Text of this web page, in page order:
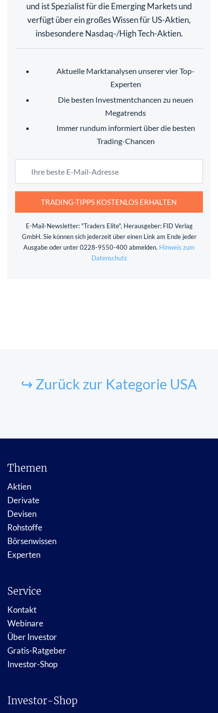
und ist Spezialist für die Emerging Markets und
verfügt über ein großes Wissen für US-Aktien,
insbesondere Nasdaq-/High Tech-Aktien.
Aktuelle Marktanalysen unserer vier Top-
Experten
Die besten Investmentchancen zu neuen
Megatrends
Immer rundum informiert über die besten
Trading-Chancen
TRADING-TIPPS KOSTENLOS ERHALTEN
E-Mail-Newsletter: "Traders Elite", Herausgeber: FID Verlag
GmbH. Sie können sich jederzeit über einen Link am Ende jeder
Ausgabe oder unter 0228-9550-400 abmelden. Hinweis zum
Datenschutz
↪ Zurück zur Kategorie USA
Themen
Aktien
Derivate
Devisen
Rohstoffe
Börsenwissen
Experten
Service
Kontakt
Webinare
Über Investor
Gratis-Ratgeber
Investor-Shop
Investor-Shop